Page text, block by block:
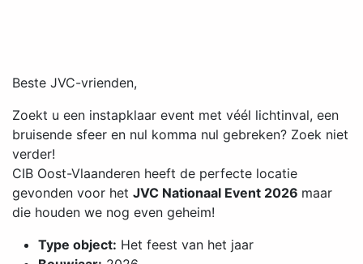
Beste JVC-vrienden,
Zoekt u een instapklaar event met véél lichtinval, een
bruisende sfeer en nul komma nul gebreken? Zoek niet
verder!
CIB Oost-Vlaanderen heeft de perfecte locatie
gevonden voor het JVC Nationaal Event 2026 maar
die houden we nog even geheim!
Type object: Het feest van het jaar